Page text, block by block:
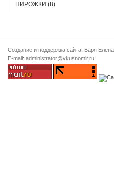
ПИРОЖКИ (8)
Создание и поддержка сайта: Баря Елена
E-mail: administrator@vkusnomir.ru